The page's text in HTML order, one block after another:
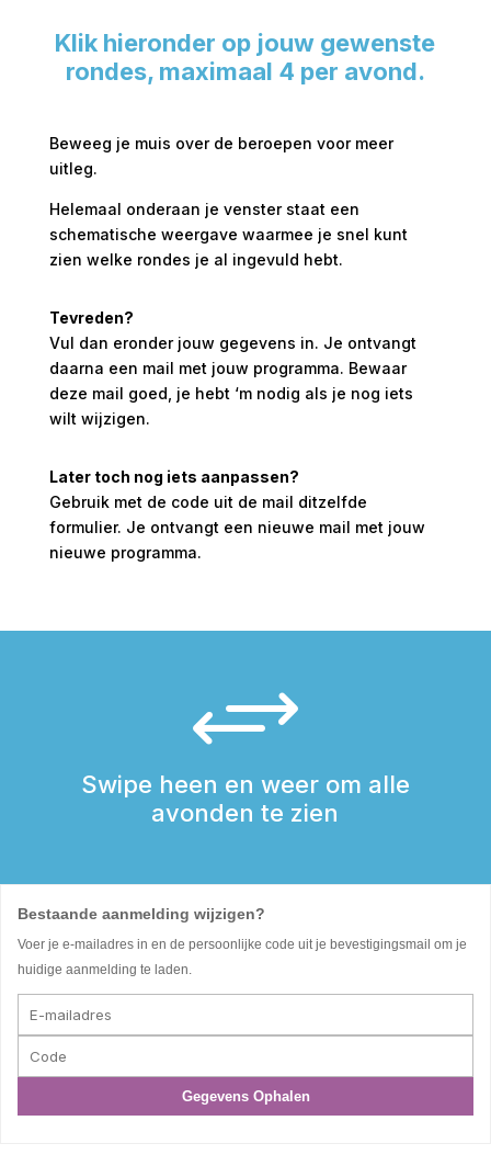
Klik hieronder op jouw gewenste
rondes, maximaal 4 per avond.
Beweeg je muis over de beroepen voor meer
uitleg.
Helemaal onderaan je venster staat een
schematische weergave waarmee je snel kunt
zien welke rondes je al ingevuld hebt.
Tevreden?
Vul dan eronder jouw gegevens in. Je ontvangt
daarna een mail met jouw programma. Bewaar
deze mail goed, je hebt ‘m nodig als je nog iets
wilt wijzigen.
Later toch nog iets aanpassen?
Gebruik met de code uit de mail ditzelfde
formulier. Je ontvangt een nieuwe mail met jouw
nieuwe programma.
+
Swipe heen en weer om alle
avonden te zien
Bestaande aanmelding wijzigen?
Voer je e-mailadres in en de persoonlijke code uit je bevestigingsmail om je
huidige aanmelding te laden.
Gegevens Ophalen